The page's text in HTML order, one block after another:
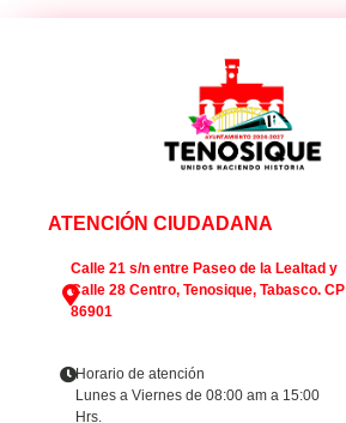
ATENCIÓN CIUDADANA
Calle 21 s/n entre Paseo de la Lealtad y
Calle 28 Centro, Tenosique, Tabasco. CP
86901
Horario de atención
Lunes a Viernes de 08:00 am a 15:00
Hrs.